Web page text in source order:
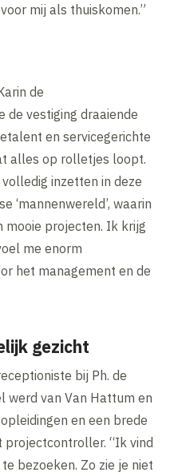
mij als thuiskomen.”
de
de vestiging draaiende
en servicegerichte
alles op rolletjes loopt.
inzetten in deze
‘mannenwereld’, waarin
mooie projecten. Ik krijg
me enorm
het management en de
gezicht
bij Ph. de
werd van Van Hattum en
en een brede
“Ik vind
bezoeken. Zo zie je niet